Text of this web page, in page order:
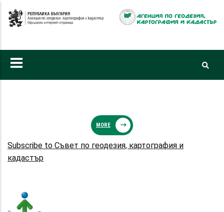
към
MORE
Subscribe to Съвет по геодезия, картография и
кадастър